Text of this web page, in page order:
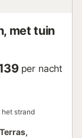
met tuin
per nacht
het strand